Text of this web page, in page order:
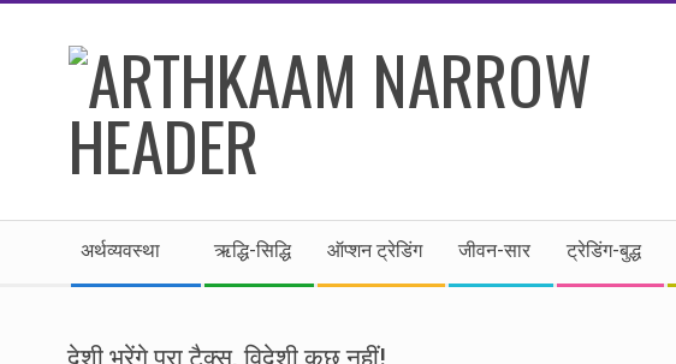
।।
अर्थकाम।।
BE
Secondary
अर्थव्यवस्था ऋद्धि-सिद्धि ऑप्शन ट्रेडिंग जीवन-सार ट्रेडिंग-बुद्ध
देशी भरेंगे पूरा टैक्स, विदेशी कुछ नहीं!